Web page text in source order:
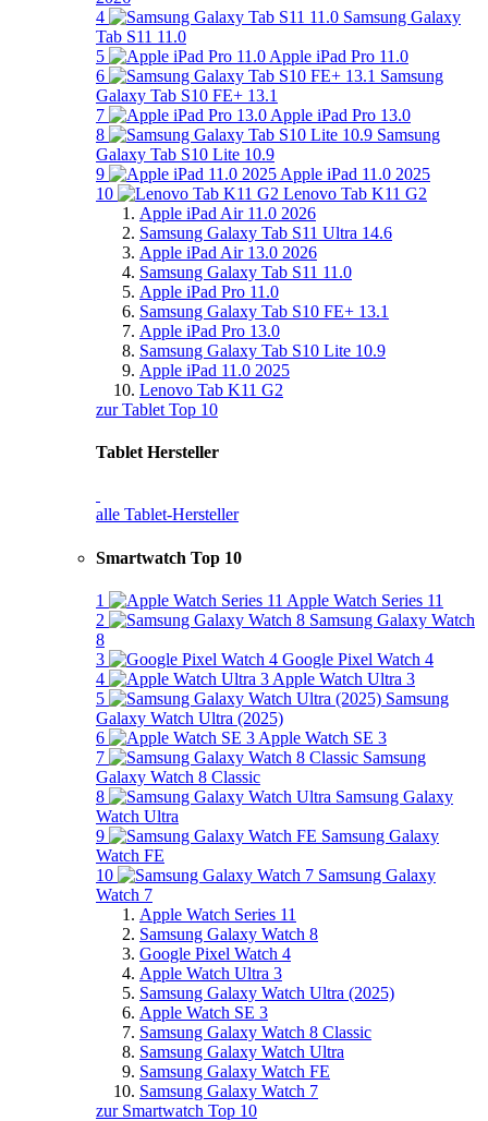
4
Samsung Galaxy
Tab S11 11.0
5
Apple iPad Pro 11.0
6
Samsung
Galaxy Tab S10 FE+ 13.1
7
Apple iPad Pro 13.0
8
Samsung
Galaxy Tab S10 Lite 10.9
9
Apple iPad 11.0 2025
10
Lenovo Tab K11 G2
Apple iPad Air 11.0 2026
Samsung Galaxy Tab S11 Ultra 14.6
Apple iPad Air 13.0 2026
Samsung Galaxy Tab S11 11.0
Apple iPad Pro 11.0
Samsung Galaxy Tab S10 FE+ 13.1
Apple iPad Pro 13.0
Samsung Galaxy Tab S10 Lite 10.9
Apple iPad 11.0 2025
Lenovo Tab K11 G2
zur Tablet Top 10
Tablet Hersteller
alle Tablet-Hersteller
Smartwatch Top 10
1
Apple Watch Series 11
2
Samsung Galaxy Watch
8
3
Google Pixel Watch 4
4
Apple Watch Ultra 3
5
Samsung
Galaxy Watch Ultra (2025)
6
Apple Watch SE 3
7
Samsung
Galaxy Watch 8 Classic
8
Samsung Galaxy
Watch Ultra
9
Samsung Galaxy
Watch FE
10
Samsung Galaxy
Watch 7
Apple Watch Series 11
Samsung Galaxy Watch 8
Google Pixel Watch 4
Apple Watch Ultra 3
Samsung Galaxy Watch Ultra (2025)
Apple Watch SE 3
Samsung Galaxy Watch 8 Classic
Samsung Galaxy Watch Ultra
Samsung Galaxy Watch FE
Samsung Galaxy Watch 7
zur Smartwatch Top 10